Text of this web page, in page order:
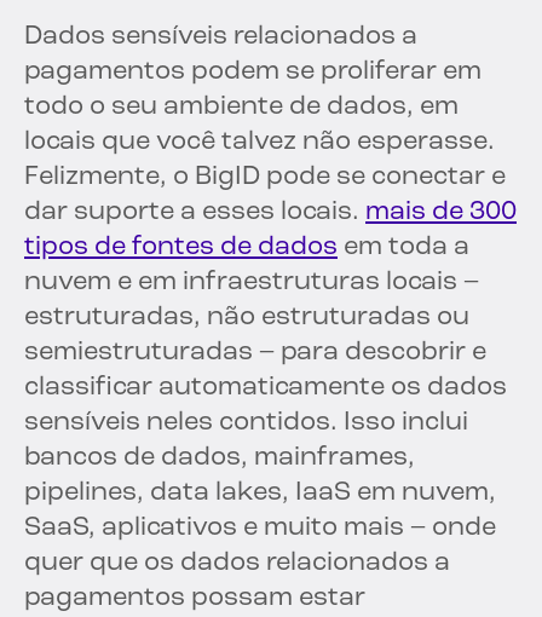
Dados sensíveis relacionados a
pagamentos podem se proliferar em
todo o seu ambiente de dados, em
locais que você talvez não esperasse.
Felizmente, o BigID pode se conectar e
dar suporte a esses locais. mais de 300
tipos de fontes de dados em toda a
nuvem e em infraestruturas locais –
estruturadas, não estruturadas ou
semiestruturadas – para descobrir e
classificar automaticamente os dados
sensíveis neles contidos. Isso inclui
bancos de dados, mainframes,
pipelines, data lakes, IaaS em nuvem,
SaaS, aplicativos e muito mais – onde
quer que os dados relacionados a
pagamentos possam estar